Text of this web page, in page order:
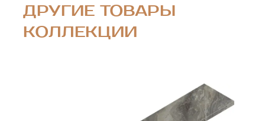
ДРУГИЕ ТОВАРЫ
КОЛЛЕКЦИИ